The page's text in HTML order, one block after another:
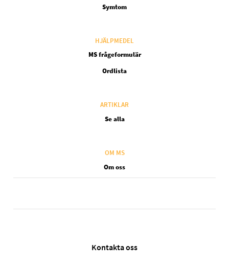
Symtom
HJÄLPMEDEL
MS frågeformulär
Ordlista
ARTIKLAR
Se alla
OM MS
Om oss
Kontakta oss